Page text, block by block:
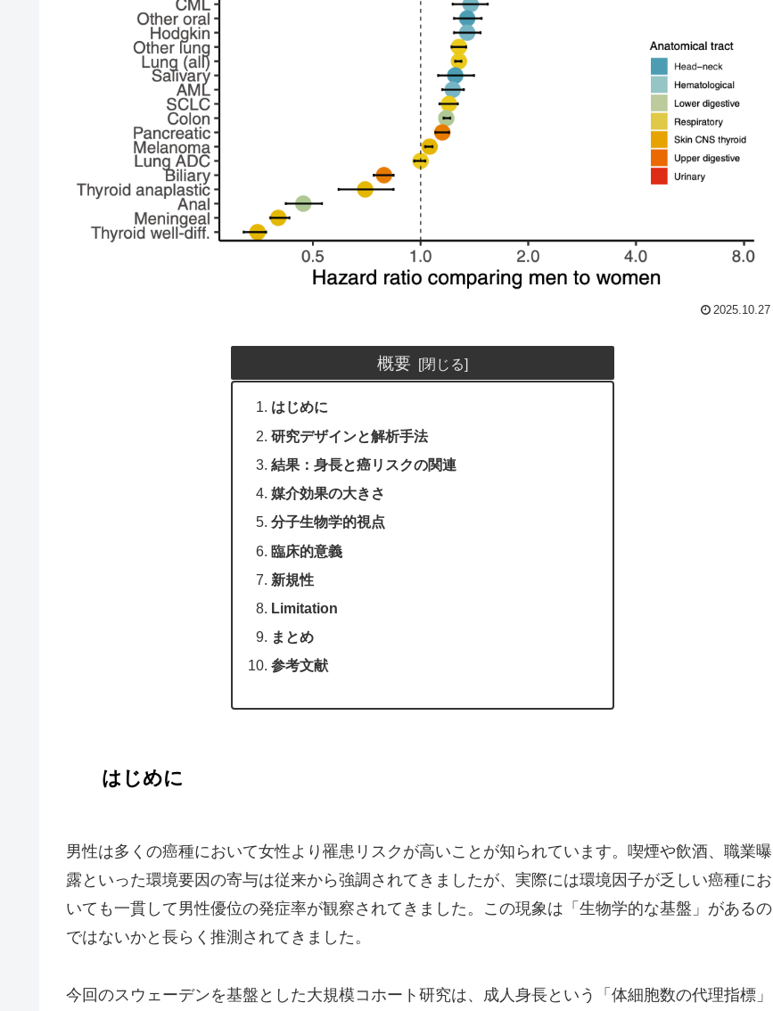
2025.10.27
概要
はじめに
研究デザインと解析手法
結果：身長と癌リスクの関連
媒介効果の大きさ
分子生物学的視点
臨床的意義
新規性
Limitation
まとめ
参考文献
はじめに
男性は多くの癌種において女性より罹患リスクが高いことが知られています。喫煙や飲酒、職業曝
露といった環境要因の寄与は従来から強調されてきましたが、実際には環境因子が乏しい癌種にお
いても一貫して男性優位の発症率が観察されてきました。この現象は「生物学的な基盤」があるの
ではないかと長らく推測されてきました。
今回のスウェーデンを基盤とした大規模コホート研究は、成人身長という「体細胞数の代理指標」